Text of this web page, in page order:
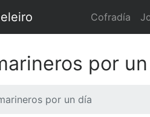
Cofradía
por
por un día